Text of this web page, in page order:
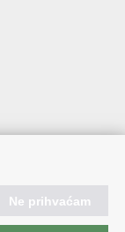
Ne prihvaćam